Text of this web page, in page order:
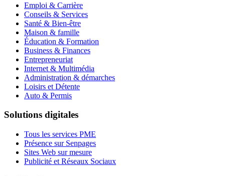
Emploi & Carrière
Conseils & Services
Santé & Bien-être
Maison & famille
Éducation & Formation
Business & Finances
Entrepreneuriat
Internet & Multimédia
Administration & démarches
Loisirs et Détente
Auto & Permis
Solutions digitales
Tous les services PME
Présence sur Senpages
Sites Web sur mesure
Publicité et Réseaux Sociaux